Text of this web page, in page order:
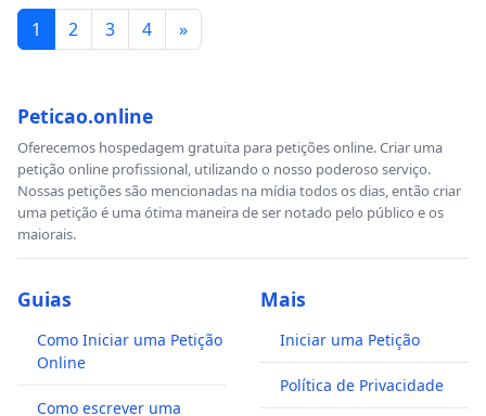
1 2 3 4 »
Peticao.online
Oferecemos hospedagem gratuita para petições online. Criar uma
petição online profissional, utilizando o nosso poderoso serviço.
Nossas petições são mencionadas na mídia todos os dias, então criar
uma petição é uma ótima maneira de ser notado pelo público e os
maiorais.
Guias
Como Iniciar uma Petição
Online
Como escrever uma
Mais
Iniciar uma Petição
Política de Privacidade